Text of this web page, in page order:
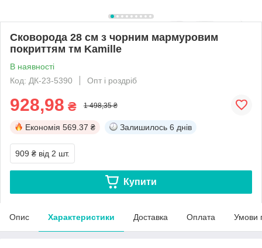
Сковорода 28 см з чорним мармуровим
покриттям тм Kamille
В наявності
Код: ДК-23-5390
Опт і роздріб
928,98 ₴ 1 498,35 ₴
Економія 569.37 ₴ Залишилось 6 днів
909 ₴ від 2 шт.
Купити
Опис Характеристики Доставка Оплата Умови